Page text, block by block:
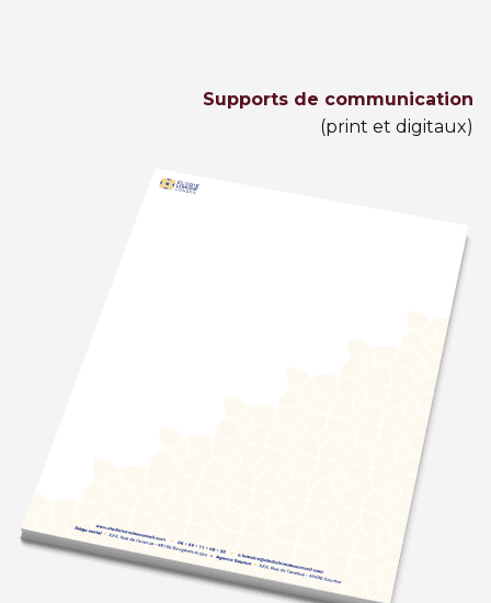
Supports de communication
(print et digitaux)